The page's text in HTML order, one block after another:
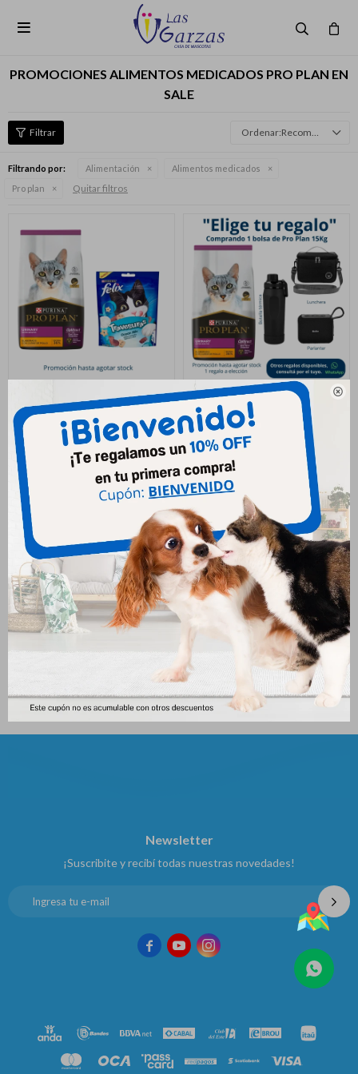


PROMOCIONES ALIMENTOS MEDICADOS PRO PLAN EN
SALE
Recomendados
Filtrando por: Alimentación
Alimentos medicados
Pro plan
Quitar filtros
Pro Plan Urinary Gato 3kg
$2.127
Pro Plan Urinary Gato 15kg
$
Pro Plan Urinary Gato 7.5kg
Newsletter
¡Suscribite y recibí todas nuestras novedades!
  